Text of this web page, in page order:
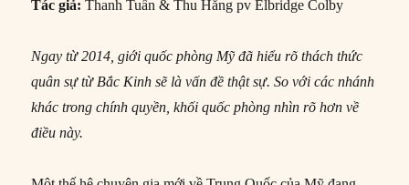
Tác giả:Thanh Tuấn & Thu Hằng pv Elbridge Colby
Ngay từ 2014, giới quốc phòng Mỹ đã hiểu rõ thách thức
quân sự từ Bắc Kinh sẽ là vấn đề thật sự. So với các nhánh
khác trong chính quyền, khối quốc phòng nhìn rõ hơn về
điều này.